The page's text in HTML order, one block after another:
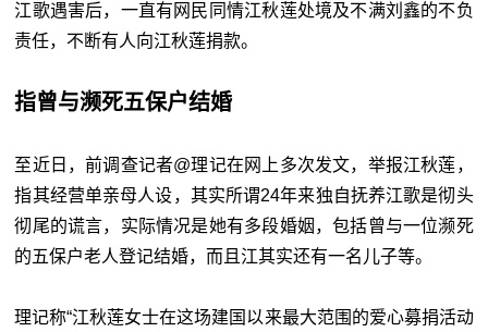
江歌遇害后，一直有网民同情江秋莲处境及不满刘鑫的不负
责任，不断有人向江秋莲捐款。
指曾与濒死五保户结婚
至近日，前调查记者@理记在网上多次发文，举报江秋莲，
指其经营单亲母人设，其实所谓24年来独自抚养江歌是彻头
彻尾的谎言，实际情况是她有多段婚姻，包括曾与一位濒死
的五保户老人登记结婚，而且江其实还有一名儿子等。
理记称“江秋莲女士在这场建国以来最大范围的爱心募捐活动